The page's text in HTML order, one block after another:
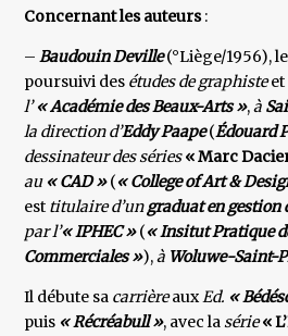
Concernant les auteurs:
–Baudouin Deville(°Liège/1956),
poursuivi des études de graphisteet
l’« Académie des Beaux-Arts »,à
la direction d’Eddy Paape(Édouard
dessinateur des séries« Marc
au « CAD »(« College of Art &
est titulaire d’ungraduat en gestion
par l’« IPHEC »(« Insitut Pratique
Commerciales »),à Woluwe-Saint-
Il débute sa carrièreauxEd. «
puis « Récréabull », avec lasérie«